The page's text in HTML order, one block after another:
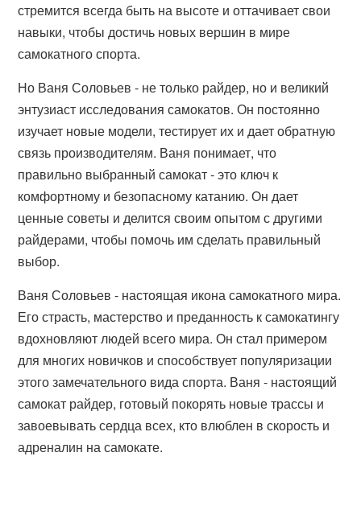
стремится всегда быть на высоте и оттачивает свои
навыки, чтобы достичь новых вершин в мире
самокатного спорта.
Но Ваня Соловьев - не только райдер, но и великий
энтузиаст исследования самокатов. Он постоянно
изучает новые модели, тестирует их и дает обратную
связь производителям. Ваня понимает, что
правильно выбранный самокат - это ключ к
комфортному и безопасному катанию. Он дает
ценные советы и делится своим опытом с другими
райдерами, чтобы помочь им сделать правильный
выбор.
Ваня Соловьев - настоящая икона самокатного мира.
Его страсть, мастерство и преданность к самокатингу
вдохновляют людей всего мира. Он стал примером
для многих новичков и способствует популяризации
этого замечательного вида спорта. Ваня - настоящий
самокат райдер, готовый покорять новые трассы и
завоевывать сердца всех, кто влюблен в скорость и
адреналин на самокате.